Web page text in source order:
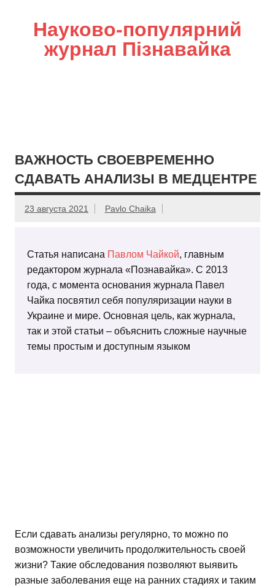
Науково-популярний
журнал Пізнавайка
ВАЖНОСТЬ СВОЕВРЕМЕННО
СДАВАТЬ АНАЛИЗЫ В МЕДЦЕНТРЕ
23 августа 2021 Pavlo Chaika
Статья написана Павлом Чайкой, главным
редактором журнала «Познавайка». С 2013
года, с момента основания журнала Павел
Чайка посвятил себя популяризации науки в
Украине и мире. Основная цель, как журнала,
так и этой статьи – объяснить сложные научные
темы простым и доступным языком
Если сдавать анализы регулярно, то можно по
возможности увеличить продолжительность своей
жизни? Такие обследования позволяют выявить
разные заболевания еще на ранних стадиях и таким